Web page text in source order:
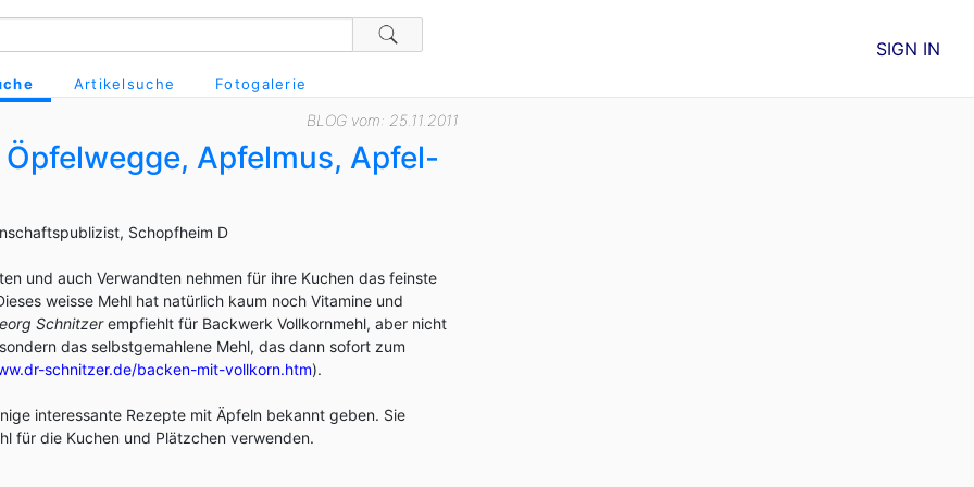
Artikelsuche Fotogalerie
SIGN IN
BLOG vom: 25.11.2011
Apfelmus, Apfel-
Schopfheim D
und auch Verwandten nehmen für ihre Kuchen das feinste
weisse Mehl hat natürlich kaum noch Vitamine und
Schnitzerempfiehlt für Backwerk Vollkornmehl, aber nicht
das selbstgemahlene Mehl, das dann sofort zum
schnitzer.de/backen-mit-vollkorn.htm).
interessante Rezepte mit Äpfeln bekannt geben. Sie
für die Kuchen und Plätzchen verwenden.